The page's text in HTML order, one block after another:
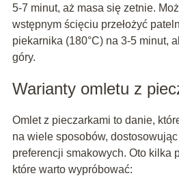
5-7 minut, aż masa się zetnie.
wstępnym ścięciu przełożyć
piekarnika (180°C) na 3-5 minut,
góry.
Warianty omletu z
Omlet z pieczarkami to danie,
na wiele sposobów, dostosowując
preferencji smakowych. Oto kilka
które warto wypróbować: